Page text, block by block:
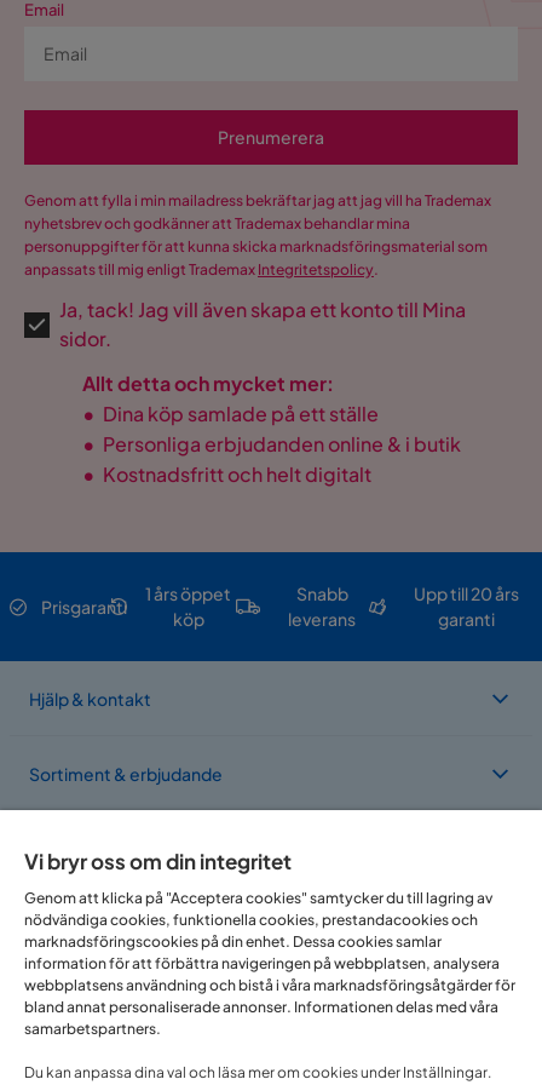
Email
Prenumerera
Genom att fylla i min mailadress bekräftar jag att jag vill ha Trademax
nyhetsbrev och godkänner att Trademax behandlar mina
personuppgifter för att kunna skicka marknadsföringsmaterial som
anpassats till mig enligt Trademax Integritetspolicy.
Ja, tack! Jag vill även skapa ett konto till Mina
sidor.
Allt detta och mycket mer:
• Dina köp samlade på ett ställe
• Personliga erbjudanden online & i butik
• Kostnadsfritt och helt digitalt
Prisgaranti
1 års öppet
köp
Snabb
leverans
Upp till 20 års
garanti
Hjälp & kontakt
Sortiment & erbjudande
Om Trademax
Vi finns i flera länder
Vi bryr oss om din integritet
Genom att klicka på "Acceptera cookies" samtycker du till lagring av
nödvändiga cookies, funktionella cookies, prestandacookies och
marknadsföringscookies på din enhet. Dessa cookies samlar
information för att förbättra navigeringen på webbplatsen, analysera
webbplatsens användning och bistå i våra marknadsföringsåtgärder för
bland annat personaliserade annonser. Informationen delas med våra
samarbetspartners.
Du kan anpassa dina val och läsa mer om cookies under Inställningar.